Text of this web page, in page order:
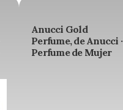
Anucci Gold
Perfume, de Anucci ·
Perfume de Mujer